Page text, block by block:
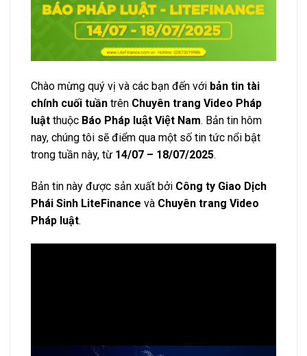
Chào mừng quý vị và các bạn đến với bản tin tài
chính cuối tuần trên Chuyên trang Video Pháp
luật thuộc Báo Pháp luật Việt Nam. Bản tin hôm
nay, chúng tôi sẽ điểm qua một số tin tức nổi bật
trong tuần này, từ 14/07 – 18/07/2025.
Bản tin này được sản xuất bởi Công ty Giao Dịch
Phái Sinh LiteFinance và Chuyên trang Video
Pháp luật.